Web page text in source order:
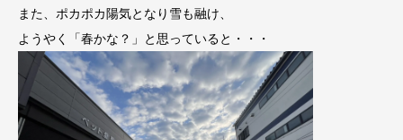
また、ポカポカ陽気となり雪も融け、
ようやく「春かな？」と思っていると・・・